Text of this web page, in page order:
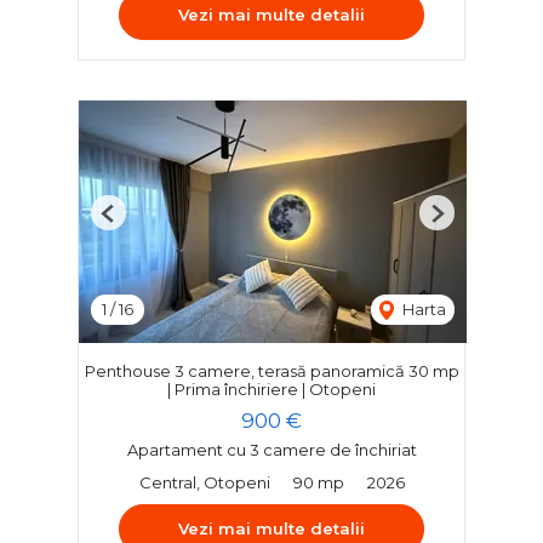
Vezi mai multe detalii
1 /16 Harta
Previous Next
Penthouse 3 camere, terasă panoramică 30 mp
| Prima închiriere | Otopeni
900 €
Apartament cu 3 camere de închiriat
Central, Otopeni
90 mp 2026
Vezi mai multe detalii